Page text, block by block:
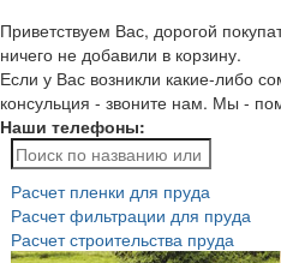
Приветствуем Вас, дорогой
ничего не добавили в корзину.
Если у Вас возникли какие-либо
консульция - звоните нам. Мы -
Наши телефоны:
Расчет пленки для пруда
Расчет фильтрации для пруда
Расчет строительства пруда